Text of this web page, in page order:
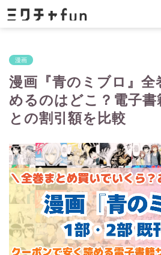
漫画
漫画『青のミブロ』全
めるのはどこ？電子
との割引額を比較